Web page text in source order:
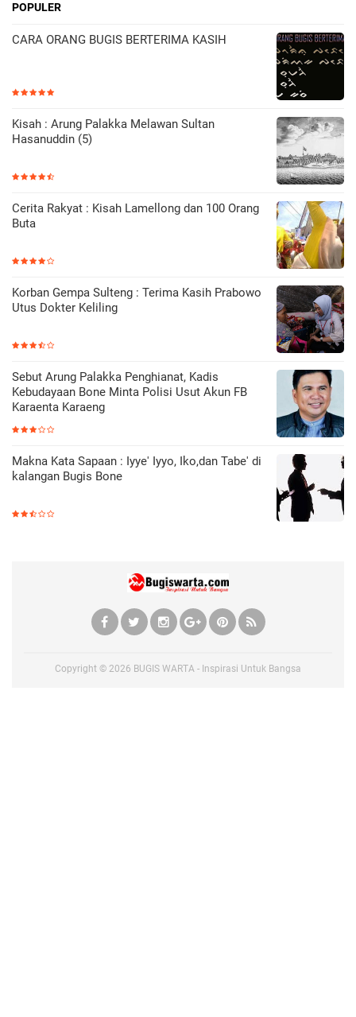
POPULER
CARA ORANG BUGIS BERTERIMA KASIH
Kisah : Arung Palakka Melawan Sultan
Hasanuddin (5)
Cerita Rakyat : Kisah Lamellong dan 100 Orang
Buta
Korban Gempa Sulteng : Terima Kasih Prabowo
Utus Dokter Keliling
Sebut Arung Palakka Penghianat, Kadis
Kebudayaan Bone Minta Polisi Usut Akun FB
Karaenta Karaeng
Makna Kata Sapaan : Iyye' Iyyo, Iko,dan Tabe' di
kalangan Bugis Bone
Copyright © 2026 BUGIS WARTA - Inspirasi Untuk Bangsa